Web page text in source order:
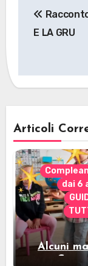
articoli
E LA GRU
Articoli
dai 6
Alcuni